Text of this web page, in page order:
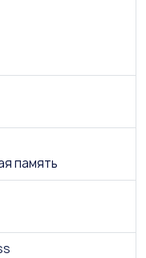
память